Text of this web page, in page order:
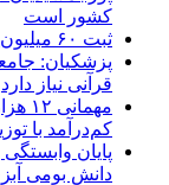
کشور است
ثبت ۶۰ میلیون تردد از مرزهای هفت‌گانه اربعینی
پزشکیان:
قرآنی نیاز دارد
کم‌درآمد با
پایان
دانش بومی